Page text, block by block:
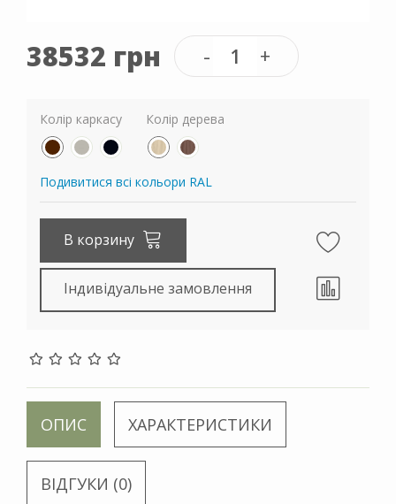
38532 грн
Колір каркасу Колір дерева
Подивитися всі кольори RAL
В корзину
Індивідуальне замовлення
ОПИС ХАРАКТЕРИСТИКИ
ВІДГУКИ (0)